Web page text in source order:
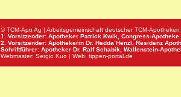
© TCM-Apo Ag | Arbeitsgemeinschaft deutscher TCM-Apotheken
1. Vorsitzender: Apotheker Patrick Kwik, Congress-Apotheke
2. Vorsitzender: Apothekerin Dr. Hedda Henzl, Residenz
Schriftführer: Apotheker Dr. Ralf Schabik, Wallenstein-
Webmaster: Sergio Kuo | Web: tippen-portal.de